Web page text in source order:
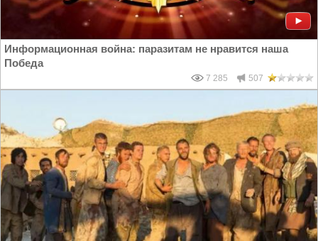
Информационная война: паразитам не нравится наша
Победа
7 285 507